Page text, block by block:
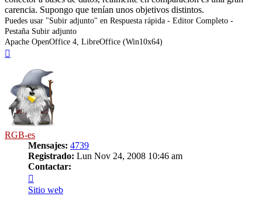
carencia. Supongo que tenían unos objetivos distintos.
Puedes usar "Subir adjunto" en Respuesta rápida - Editor Completo -
Pestaña Subir adjunto
Apache OpenOffice 4, LibreOffice (Win10x64)
RGB-es
Mensajes: 4739
Registrado: Lun Nov 24, 2008 10:46 am
Contactar:
RGB-
es
Sitio web